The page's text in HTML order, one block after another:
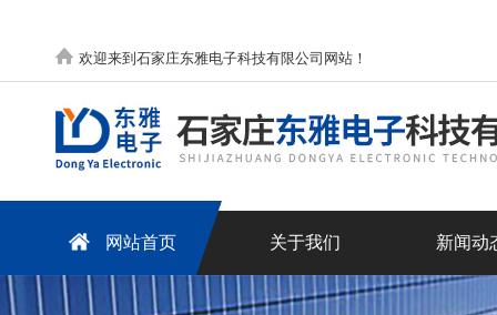
欢迎来到石家庄东雅电子科技有限公司网站！
网站首页 关于我们 新闻动